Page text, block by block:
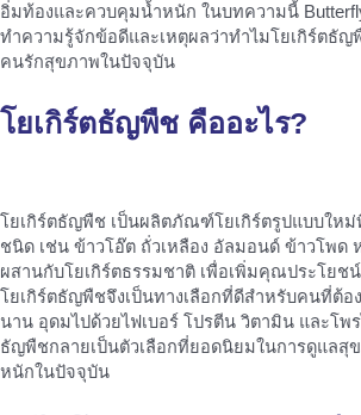
อิ่มท้องและควบคุมน้ำหนัก ในบทความนี้
ทำความรู้จักข้อดีและเหตุผลว่าทำไมโยเกิร์ตธั
คนรักสุขภาพในปัจจุบัน
โยเกิร์ตธัญพืช คืออะไร?
โยเกิร์ตธัญพืช เป็นผลิตภัณฑ์โยเกิร์ตรูปแบบให
ชนิด เช่น ข้าวโอ๊ต ถั่วเหลือง อัลมอนด์ ข้าวโพด
ผสานกับโยเกิร์ตธรรมชาติ เพื่อเพิ่มคุณประโยช
โยเกิร์ตธัญพืชจึงเป็นทางเลือกที่ดีสำหรับคนที่ต้อ
นาน อุดมไปด้วยไฟเบอร์ โปรตีน วิตามิน และโพ
ธัญพืชกลายเป็นตัวเลือกที่ยอดนิยมในการดูแลสุ
หนักในปัจจุบัน